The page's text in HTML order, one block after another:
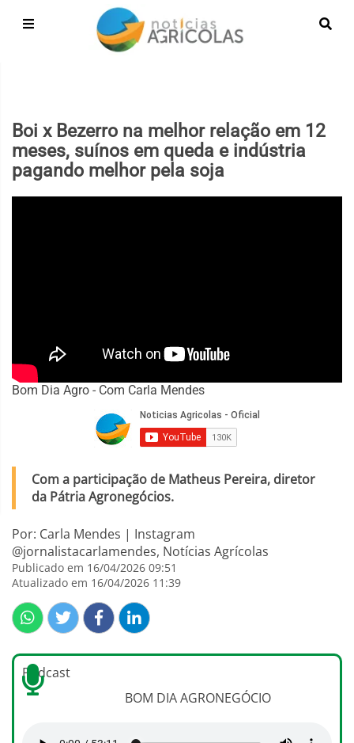
Boi x Bezerro na melhor relação em 12
meses, suínos em queda e indústria
pagando melhor pela soja
Bom Dia Agro - Com Carla Mendes
Com a participação de Matheus Pereira, diretor
da Pátria Agronegócios.
Por: Carla Mendes | Instagram
@jornalistacarlamendes, Notícias Agrícolas
Publicado em 16/04/2026 09:51
Atualizado em 16/04/2026 11:39
Podcast
BOM DIA AGRONEGÓCIO